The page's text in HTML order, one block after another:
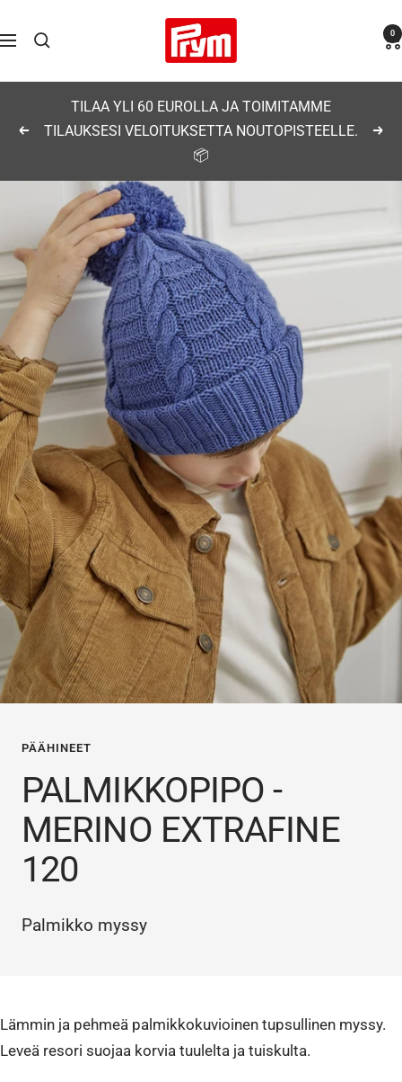
sisältöön
Navigaatio
Prym 0
Edellinen
TILAA YLI 60 EUROLLA JA TOIMITAMME
TILAUKSESI VELOITUKSETTA NOUTOPISTEELLE.
📦
PÄÄHINEET
PALMIKKOPIPO -
MERINO EXTRAFINE
120
Palmikko myssy
Lämmin ja pehmeä palmikkokuvioinen tupsullinen myssy.
Leveä resori suojaa korvia tuulelta ja tuiskulta.